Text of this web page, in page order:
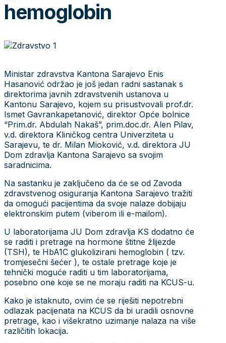
hemoglobin
Ministar zdravstva Kantona Sarajevo Enis
Hasanović održao je još jedan radni sastanak s
direktorima javnih zdravstvenih ustanova u
Kantonu Sarajevo, kojem su prisustvovali prof.dr.
Ismet Gavrankapetanović, direktor Opće bolnice
“Prim.dr. Abdulah Nakaš”, prim.doc.dr. Alen Pilav,
v.d. direktora Kliničkog centra Univerziteta u
Sarajevu, te dr. Milan Mioković, v.d. direktora JU
Dom zdravlja Kantona Sarajevo sa svojim
saradnicima.
Na sastanku je zaključeno da će se od Zavoda
zdravstvenog osiguranja Kantona Sarajevo tražiti
da omogući pacijentima da svoje nalaze dobijaju
elektronskim putem (viberom ili e-mailom).
U laboratorijama JU Dom zdravlja KS dodatno će
se raditi i pretrage na hormone štitne žlijezde
(TSH), te HbA1C glukolizirani hemoglobin ( tzv.
tromjesečni šećer ), te ostale pretrage koje je
tehnički moguće raditi u tim laboratorijama,
posebno one koje se ne moraju raditi na KCUS-u.
Kako je istaknuto, ovim će se riješiti nepotrebni
odlazak pacijenata na KCUS da bi uradili osnovne
pretrage, kao i višekratno uzimanje nalaza na više
različitih lokacija.